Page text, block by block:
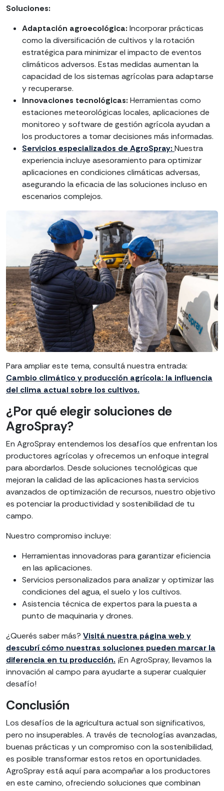
Soluciones:
Adaptación agroecológica: Incorporar prácticas
como la diversificación de cultivos y la rotación
estratégica para minimizar el impacto de eventos
climáticos adversos. Estas medidas aumentan la
capacidad de los sistemas agrícolas para adaptarse
y recuperarse.
Innovaciones tecnológicas: Herramientas como
estaciones meteorológicas locales, aplicaciones de
monitoreo y software de gestión agrícola ayudan a
los productores a tomar decisiones más informadas.
Servicios especializados de AgroSpray: Nuestra
experiencia incluye asesoramiento para optimizar
aplicaciones en condiciones climáticas adversas,
asegurando la eficacia de las soluciones incluso en
escenarios complejos.
Para ampliar este tema, consultá nuestra entrada:
Cambio climático y producción agrícola: la influencia
del clima actual sobre los cultivos.
¿Por qué elegir soluciones de
AgroSpray?
En AgroSpray entendemos los desafíos que enfrentan los
productores agrícolas y ofrecemos un enfoque integral
para abordarlos. Desde soluciones tecnológicas que
mejoran la calidad de las aplicaciones hasta servicios
avanzados de optimización de recursos, nuestro objetivo
es potenciar la productividad y sostenibilidad de tu
campo.
Nuestro compromiso incluye:
Herramientas innovadoras para garantizar eficiencia
en las aplicaciones.
Servicios personalizados para analizar y optimizar las
condiciones del agua, el suelo y los cultivos.
Asistencia técnica de expertos para la puesta a
punto de maquinaria y drones.
¿Querés saber más? Visitá nuestra página web y
descubrí cómo nuestras soluciones pueden marcar la
diferencia en tu producción. ¡En AgroSpray, llevamos la
innovación al campo para ayudarte a superar cualquier
desafío!
Conclusión
Los desafíos de la agricultura actual son significativos,
pero no insuperables. A través de tecnologías avanzadas,
buenas prácticas y un compromiso con la sostenibilidad,
es posible transformar estos retos en oportunidades.
AgroSpray está aquí para acompañar a los productores
en este camino, ofreciendo soluciones que combinan